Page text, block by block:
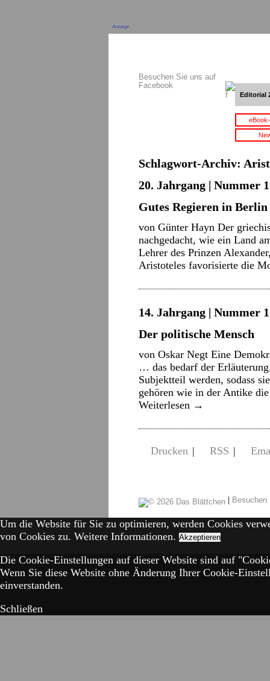
Anzeige
Besuchen Sie uns auf
Facebook
Editorial
Schlagwort-Archiv:
20. Jahrgang | Nummer
Gutes Regieren in Berlin
von Günter Hayn Der
nachgedacht, wie ein Land
Lehrer des Prinzen
Aristoteles favorisierte die
14. Jahrgang | Nummer
Der politische Mensch
von Oskar Negt Eine
… das bedarf der
Subjektteil werden, sodass
gehören wie in der Antike
Weiterlesen →
Drucken | RSS |
|
Um die Website für Sie zu optimieren, werden Cookies
von Cookies zu. Weitere Informationen. Akzeptieren
Die Cookie-Einstellungen auf dieser Website sind auf
Wenn Sie diese Website ohne Änderung Ihrer Cookie-
einverstanden.
Schließen